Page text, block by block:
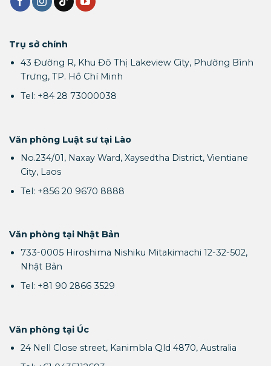
Trụ sở chính
43 Đường R, Khu Đô Thị Lakeview City, Phường Bình
Trưng, TP. Hồ Chí Minh
Tel: +84 28 73000038
Văn phòng Luật sư tại Lào
No.234/01, Naxay Ward, Xaysedtha District, Vientiane
City, Laos
Tel: +856 20 9670 8888
Văn phòng tại Nhật Bản
733-0005 Hiroshima Nishiku Mitakimachi 12-32-502,
Nhật Bản
Tel: +81 90 2866 3529
Văn phòng tại Úc
24 Nell Close street, Kanimbla Qld 4870, Australia